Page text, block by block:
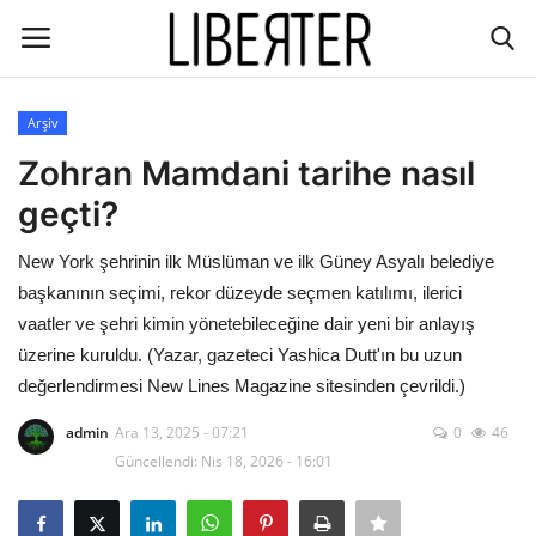
İletişim
Gündem
Dünya/hali
Ekoloji
Düşünce
Ekonomi
Arşiv
Zohran Mamdani tarihe nasıl
geçti?
New York şehrinin ilk Müslüman ve ilk Güney Asyalı belediye
başkanının seçimi, rekor düzeyde seçmen katılımı, ilerici
vaatler ve şehri kimin yönetebileceğine dair yeni bir anlayış
üzerine kuruldu. (Yazar, gazeteci Yashica Dutt'ın bu uzun
değerlendirmesi New Lines Magazine sitesinden çevrildi.)
admin Ara 13, 2025 - 07:21
Güncellendi: Nis 18, 2026 - 16:01
0 46